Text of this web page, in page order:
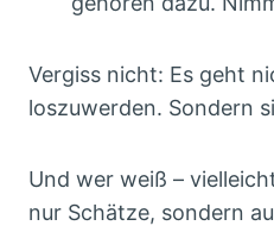
Vergiss nicht: Es geht
loszuwerden. Sondern
Und wer weiß –
nur Schätze, sondern